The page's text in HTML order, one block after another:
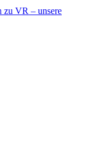
zu VR – unsere